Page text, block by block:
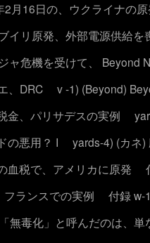
月16日の、ウクライナの
イリ原発、外部電源供給を
ャ危機を受けて、 Beyond
、DRC
v -1) (Beyond)
金、パリサデスの実例
の悪用？ I
yards-4) (カネ
血税で、アメリカに原発
ランスでの実例
付録 w-
無毒化」と呼んだのは、